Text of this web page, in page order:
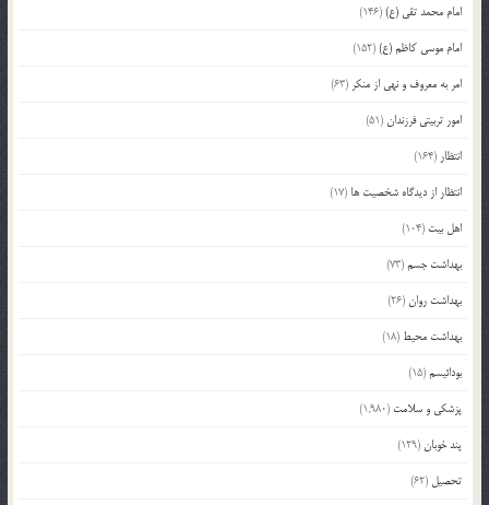
امام محمد تقی (ع)(146)
امام موسی کاظم (ع)(152)
امر به معروف و نهی از منکر (63)
امور تربیتی فرزندان(51)
انتظار (164)
انتظار از دیدگاه شخصیت ها (17)
اهل بیت (104)
بهداشت جسم(73)
بهداشت روان(26)
بهداشت محیط (18)
بودائیسم(15)
پزشکی و سلامت (1,980)
پند خوبان(129)
تحصیل (62)